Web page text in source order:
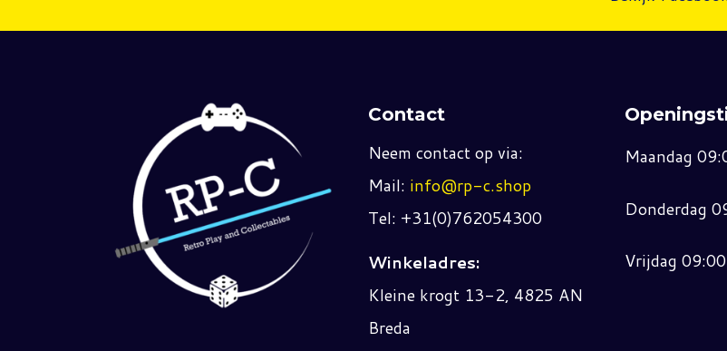
Contact
Neem contact op via:
Mail: info@rp-c.shop
Tel: +31(0)762054300
Winkeladres:
Kleine krogt 13-2, 4825 AN
Breda
Maandag
Donderdag
Vrijdag